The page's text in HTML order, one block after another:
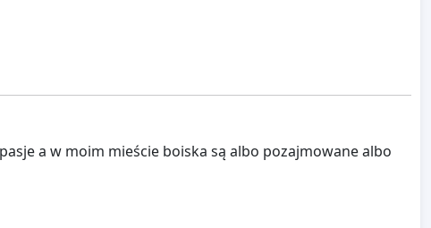
a w moim mieście boiska są albo pozajmowane albo